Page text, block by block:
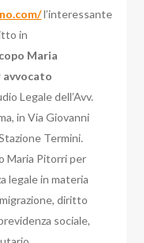
l’interessante
in
Maria
avvocato
Legale dell’Avv.
in Via Giovanni
Termini.
Maria Pitorri per
legale in materia
diritto
sociale,